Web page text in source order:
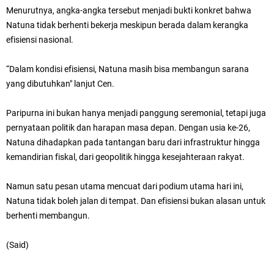
Menurutnya, angka-angka tersebut menjadi bukti konkret bahwa
Natuna tidak berhenti bekerja meskipun berada dalam kerangka
efisiensi nasional.
“Dalam kondisi efisiensi, Natuna masih bisa membangun sarana
yang dibutuhkan" lanjut Cen.
Paripurna ini bukan hanya menjadi panggung seremonial, tetapi juga
pernyataan politik dan harapan masa depan. Dengan usia ke-26,
Natuna dihadapkan pada tantangan baru dari infrastruktur hingga
kemandirian fiskal, dari geopolitik hingga kesejahteraan rakyat.
Namun satu pesan utama mencuat dari podium utama hari ini,
Natuna tidak boleh jalan di tempat. Dan efisiensi bukan alasan untuk
berhenti membangun.
(Said)